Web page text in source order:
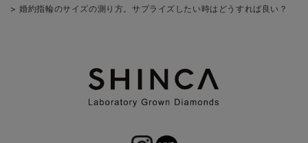
>婚約指輪のサイズの測り方。サプライズしたい時はどうすれば良い？